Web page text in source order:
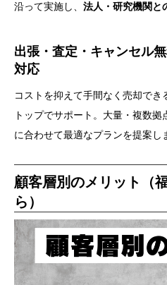
沿って実施し、 法人・研究機関と
出張・査定・キャンセル
対応
コストを抑えて手間なく売却でき
トップでサポート。大量・複数
に合わせて最適なプランを提案し
顧客層別のメリット（
ら）